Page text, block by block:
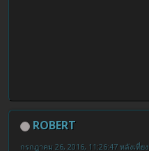
ROBERT
กรกฎาคม 26, 2016, 11:26:47 หลังเที่ยง